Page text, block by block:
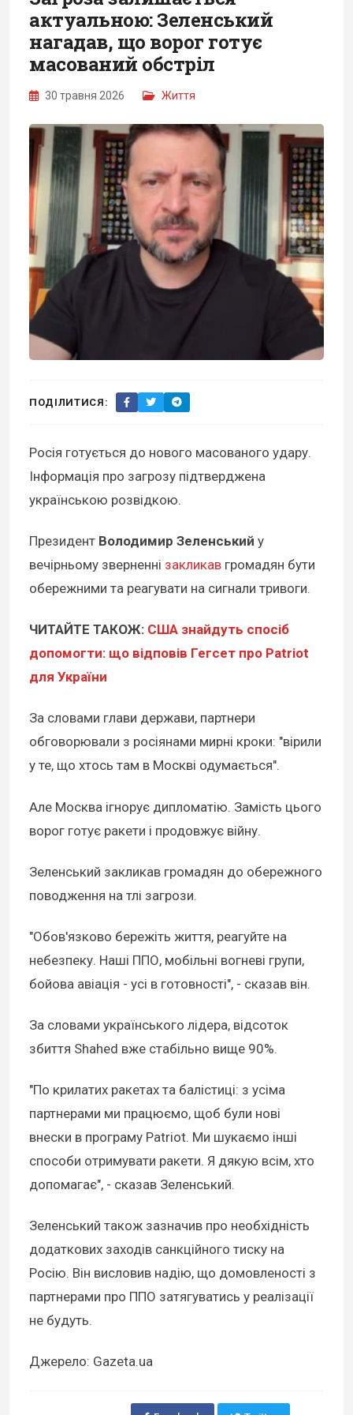
актуальною: Зеленський
нагадав, що ворог готує
масований обстріл
30 травня 2026 Життя
ПОДІЛИТИСЯ:
Росія готується до нового масованого удару.
Інформація про загрозу підтверджена
українською розвідкою.
Президент Володимир Зеленський у
вечірньому зверненні закликав громадян бути
обережними та реагувати на сигнали тривоги.
ЧИТАЙТЕ ТАКОЖ: США знайдуть спосіб
допомогти: що відповів Гегсет про Patriot
для України
За словами глави держави, партнери
обговорювали з росіянами мирні кроки: "вірили
у те, що хтось там в Москві одумається".
Але Москва ігнорує дипломатію. Замість цього
ворог готує ракети і продовжує війну.
Зеленський закликав громадян до обережного
поводження на тлі загрози.
"Обов'язково бережіть життя, реагуйте на
небезпеку. Наші ППО, мобільні вогневі групи,
бойова авіація - усі в готовності", - сказав він.
За словами українського лідера, відсоток
збиття Shahed вже стабільно вище 90%.
"По крилатих ракетах та балістиці: з усіма
партнерами ми працюємо, щоб були нові
внески в програму Patriot. Ми шукаємо інші
способи отримувати ракети. Я дякую всім, хто
допомагає", - сказав Зеленський.
Зеленський також зазначив про необхідність
додаткових заходів санкційного тиску на
Росію. Він висловив надію, що домовленості з
партнерами про ППО затягуватись у реалізації
не будуть.
Джерело: Gazeta.ua